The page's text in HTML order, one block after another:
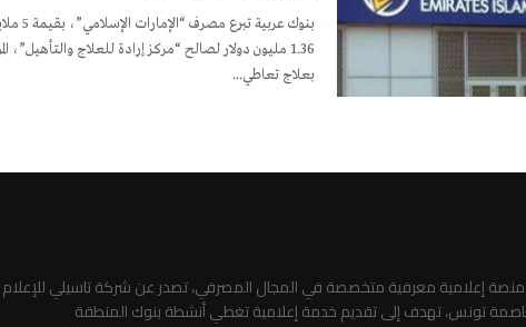
بنوك عربية
1.36 مليون دولار لصالح “مركز إرادة للعلاج
بعلاج تعاطي...
منصة إعلامية معرفية متخصصة في المجال المصرفي، تصدر عن شركة تاسيلي
تونس، تهدف إلى تقديم خدمة إعلامية تغطي أنشطة بنوك المنطقة